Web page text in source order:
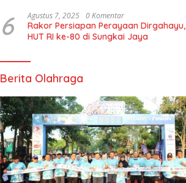
6 Agustus 7, 2025 0 Komentar
Rakor Persiapan Perayaan Dirgahayu,
HUT RI ke-80 di Sungkai Jaya
Berita Olahraga